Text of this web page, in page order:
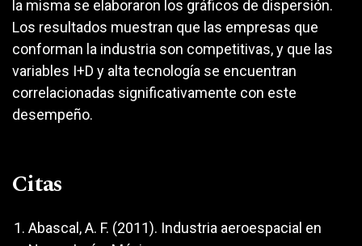
la misma se elaboraron los gráficos de dispersión.
Los resultados muestran que las empresas que
conforman la industria son competitivas, y que las
variables I+D y alta tecnología se encuentran
correlacionadas significativamente con este
desempeño.
Citas
Abascal, A. F. (2011). Industria aeroespacial en